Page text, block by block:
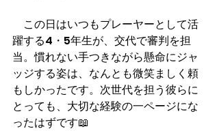
この日はいつもプレーヤーとして活
躍する4・5年生が、交代で審判を担
当。慣れない手つきながら懸命にジャ
ッジする姿は、なんとも微笑ましく頼
もしかったです。次世代を担う彼らに
とっても、大切な経験の一ページにな
ったはずです📖